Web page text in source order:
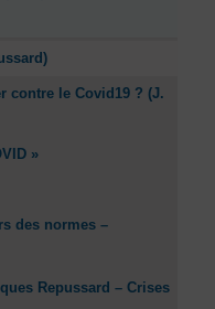
contre le Covid19 ? (J.
»
des normes –
Repussard – Crises